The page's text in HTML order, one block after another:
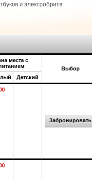
и электробритв.
места с
Выбор
Детский
Забронировать